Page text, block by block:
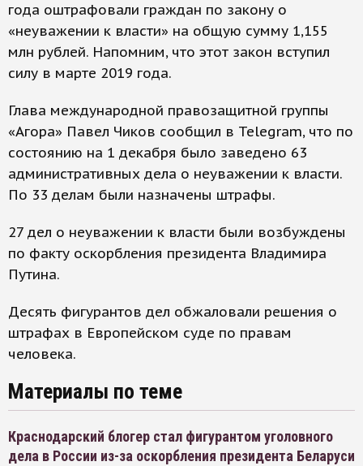
года оштрафовали граждан по закону о
«неуважении к власти» на общую сумму 1,155
млн рублей. Напомним, что этот закон вступил
силу в марте 2019 года.
Глава международной правозащитной группы
«Агора» Павел Чиков сообщил в Telegram, что по
состоянию на 1 декабря было заведено 63
административных дела о неуважении к власти.
По 33 делам были назначены штрафы.
27 дел о неуважении к власти были возбуждены
по факту оскорбления президента Владимира
Путина.
Десять фигурантов дел обжаловали решения о
штрафах в Европейском суде по правам
человека.
Материалы по теме
Краснодарский блогер стал фигурантом уголовного
дела в России из-за оскорбления президента Беларуси